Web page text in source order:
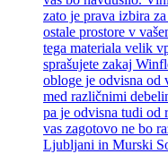
zato je prava izbira
ostale prostore v
tega materiala velik
sprašujete zakaj
obloge je odvisna od
med različnimi
pa je odvisna tudi od
vas zagotovo ne bo
Ljubljani in Murski